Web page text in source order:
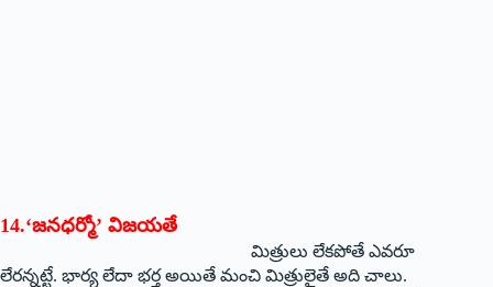
14.‘‌జనధర్మో’ విజయతే
మిత్రులు లేకపోతే ఎవరూ
లేరన్నట్టే. భార్య లేదా భర్త అయితే మంచి మిత్రులైతే అది చాలు.